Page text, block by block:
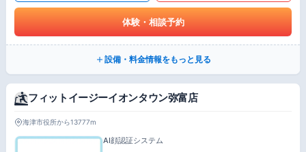
体験・相談予約
設備・料金情報をもっと見る
フィットイージーイオンタウン弥富店
海津市役所から13777m
AI顔認証システム